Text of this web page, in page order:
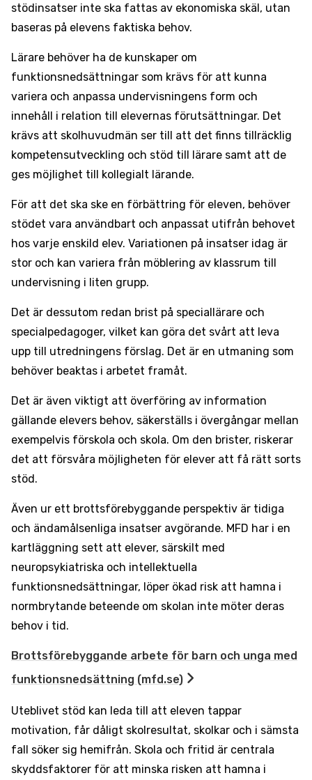
stödinsatser inte ska fattas av ekonomiska skäl, utan
baseras på elevens faktiska behov.
Lärare behöver ha de kunskaper om
funktionsnedsättningar som krävs för att kunna
variera och anpassa undervisningens form och
innehåll i relation till elevernas förutsättningar. Det
krävs att skolhuvudmän ser till att det finns tillräcklig
kompetensutveckling och stöd till lärare samt att de
ges möjlighet till kollegialt lärande.
För att det ska ske en förbättring för eleven, behöver
stödet vara användbart och anpassat utifrån behovet
hos varje enskild elev. Variationen på insatser idag är
stor och kan variera från möblering av klassrum till
undervisning i liten grupp.
Det är dessutom redan brist på speciallärare och
specialpedagoger, vilket kan göra det svårt att leva
upp till utredningens förslag. Det är en utmaning som
behöver beaktas i arbetet framåt.
Det är även viktigt att överföring av information
gällande elevers behov, säkerställs i övergångar mellan
exempelvis förskola och skola. Om den brister, riskerar
det att försvåra möjligheten för elever att få rätt sorts
stöd.
Även ur ett brottsförebyggande perspektiv är tidiga
och ändamålsenliga insatser avgörande. MFD har i en
kartläggning sett att elever, särskilt med
neuropsykiatriska och intellektuella
funktionsnedsättningar, löper ökad risk att hamna i
normbrytande beteende om skolan inte möter deras
behov i tid.
Brottsförebyggande arbete för barn och unga med
funktionsnedsättning (mfd.se)
Uteblivet stöd kan leda till att eleven tappar
motivation, får dåligt skolresultat, skolkar och i sämsta
fall söker sig hemifrån. Skola och fritid är centrala
skyddsfaktorer för att minska risken att hamna i